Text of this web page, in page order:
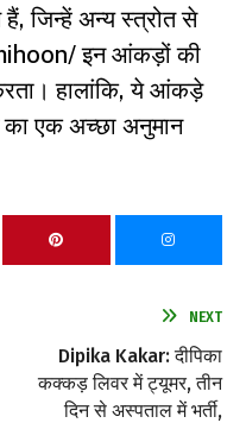
जिन्हें अन्य स्त्रोत से
इन आंकड़ों की
करता। हालांकि, ये आंकड़े
एक अच्छा अनुमान
NEXT
Dipika Kakar: दीपिका
कक्कड़ लिवर में ट्यूमर, तीन
दिन से अस्पताल में भर्ती,